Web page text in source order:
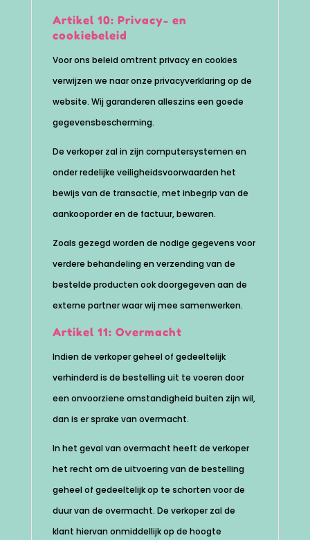
Artikel 10: Privacy- en
cookiebeleid
Voor ons beleid omtrent privacy en cookies
verwijzen we naar onze privacyverklaring op de
website. Wij garanderen alleszins een goede
gegevensbescherming.
De verkoper zal in zijn computersystemen en
onder redelijke veiligheidsvoorwaarden het
bewijs van de transactie, met inbegrip van de
aankooporder en de factuur, bewaren.
Zoals gezegd worden de nodige gegevens voor
verdere behandeling en verzending van de
bestelde producten ook doorgegeven aan de
externe partner waar wij mee samenwerken.
Artikel 11: Overmacht
Indien de verkoper geheel of gedeeltelijk
verhinderd is de bestelling uit te voeren door
een onvoorziene omstandigheid buiten zijn wil,
dan is er sprake van overmacht.
In het geval van overmacht heeft de verkoper
het recht om de uitvoering van de bestelling
geheel of gedeeltelijk op te schorten voor de
duur van de overmacht. De verkoper zal de
klant hiervan onmiddellijk op de hoogte